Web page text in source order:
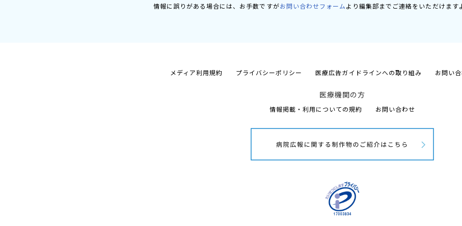
情報に誤りがある場合には、お手数ですがお問い合わせフォームより編集部までご連絡をいただけます
メディア利用規約 プライバシーポリシー 医療広告ガイドラインへの取り組み お問い
医療機関の方
情報掲載・利用についての規約 お問い合わせ